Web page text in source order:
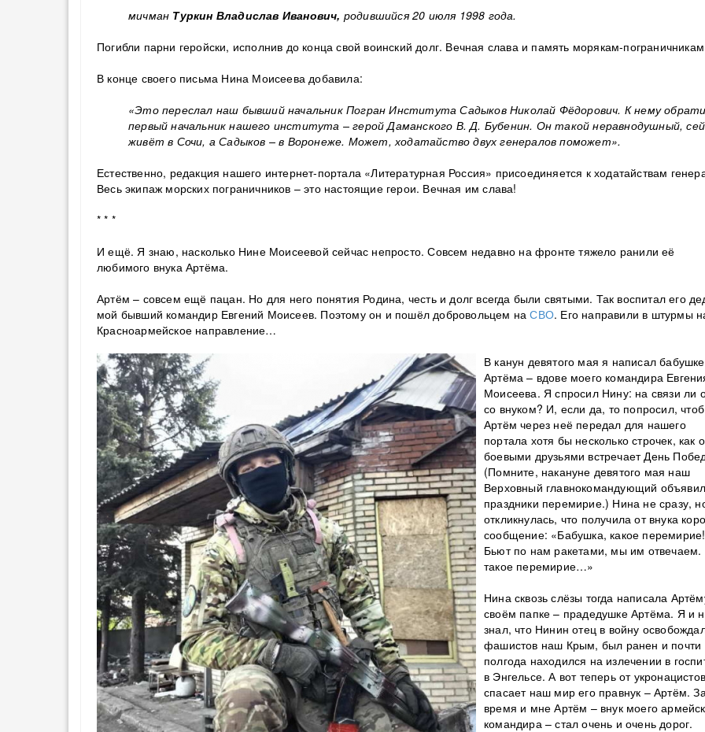
мичман Туркин Владислав Иванович, родившийся 20 июля 1998 года.
Погибли парни геройски, исполнив до конца свой воинский долг. Вечная слава и память морякам-
В конце своего письма Нина Моисеева добавила:
«Это переслал наш бывший начальник Погран Института Садыков Николай Фёдорович. К нему
первый начальник нашего института – герой Даманского В. Д. Бубенин. Он такой неравнодушный,
живёт в Сочи, а Садыков – в Воронеже. Может, ходатайство двух генералов поможет».
Естественно, редакция нашего интернет-портала «Литературная Россия» присоединяется к ходатайствам
Весь экипаж морских пограничников – это настоящие герои. Вечная им слава!
* * *
И ещё. Я знаю, насколько Нине Моисеевой сейчас непросто. Совсем недавно на фронте тяжело ранили её
любимого внука Артёма.
Артём – совсем ещё пацан. Но для него понятия Родина, честь и долг всегда были святыми. Так воспитал его
мой бывший командир Евгений Моисеев. Поэтому он и пошёл добровольцем наСВО. Его направили в штурмы
Красноармейское направление…
В канун девятого мая я написал бабушке
Артёма – вдове моего командира
Моисеева. Я спросил Нину: на связи ли
со внуком? И, если да, то попросил, чтоб
Артём через неё передал для нашего
портала хотя бы несколько строчек, как
боевыми друзьями встречает День
(Помните, накануне девятого мая наш
Верховный главнокомандующий
праздники перемирие.) Нина не сразу,
откликнулась, что получила от внука
сообщение: «Бабушка, какое перемирие!
Бьют по нам ракетами, мы им отвечаем.
такое перемирие…»
Нина сквозь слёзы тогда написала
своём папке – прадедушке Артёма. Я и
знал, что Нинин отец в войну
фашистов наш Крым, был ранен и почти
полгода находился на излечении в
в Энгельсе. А вот теперь от укронацистов
спасает наш мир его правнук – Артём.
время и мне Артём – внук моего
командира – стал очень и очень дорог.